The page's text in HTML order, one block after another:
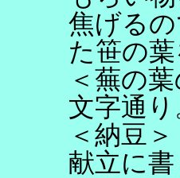
焦げる
た笹の
＜蕪の
文字通
＜納豆＞
献立に